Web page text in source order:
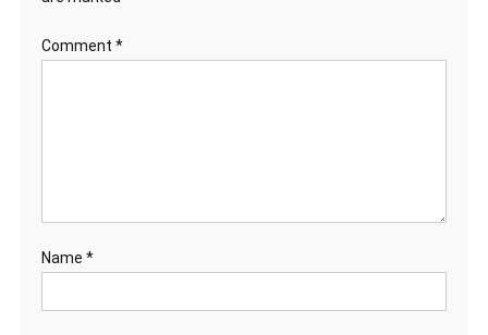
Comment *
Name *